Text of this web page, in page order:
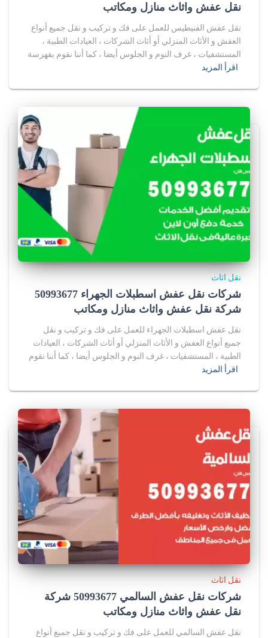
نقل عفش واثاث منازل ومكاتب
نقل عفش الفنيطيس للعمل على فك و تركيب و نقل جميع أنواع
العفش و الأثاث المنزلي أو أثاث الشركات ، العيادات الطبية ،
المستشفيات ، غرف النوم و الجلوس أيضا ، كما أننا نقوم بفهرسة
اقرأ المزيد
نقل اثاث
شركات نقل عفش اسطبلات الجهراء 50993677
شركة نقل عفش واثاث منازل ومكاتب
نقل عفش اسطبلات الجهراء للعمل على فك و تركيب و نقل
جميع أنواع العفش و الأثاث المنزلي أو أثاث الشركات ، العيادات
الطبية ، المستشفيات ، غرف النوم و الجلوس أيضا ، كما أننا نقوم
اقرأ المزيد
نقل اثاث
شركات نقل عفش السالمي 50993677 شركة
نقل عفش واثاث منازل ومكاتب
نقل عفش السالمي للعمل على فك و تركيب و نقل جميع أنواع